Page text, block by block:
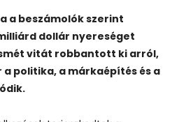
a beszámolók szerint
dollár nyereséget
vitát robbantott ki arról,
a politika, a márkaépítés és a